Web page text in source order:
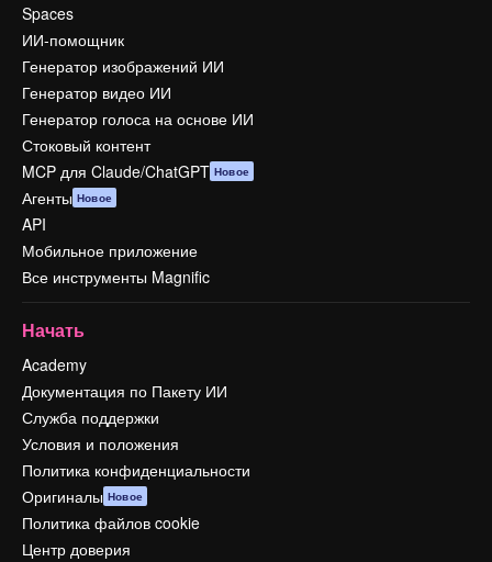
Spaces
ИИ-помощник
Генератор изображений ИИ
Генератор видео ИИ
Генератор голоса на основе ИИ
Стоковый контент
MCP для Claude/ChatGPT Новое
Агенты Новое
API
Мобильное приложение
Все инструменты Magnific
Начать
Academy
Документация по Пакету ИИ
Служба поддержки
Условия и положения
Политика конфиденциальности
Оригиналы Новое
Политика файлов cookie
Центр доверия